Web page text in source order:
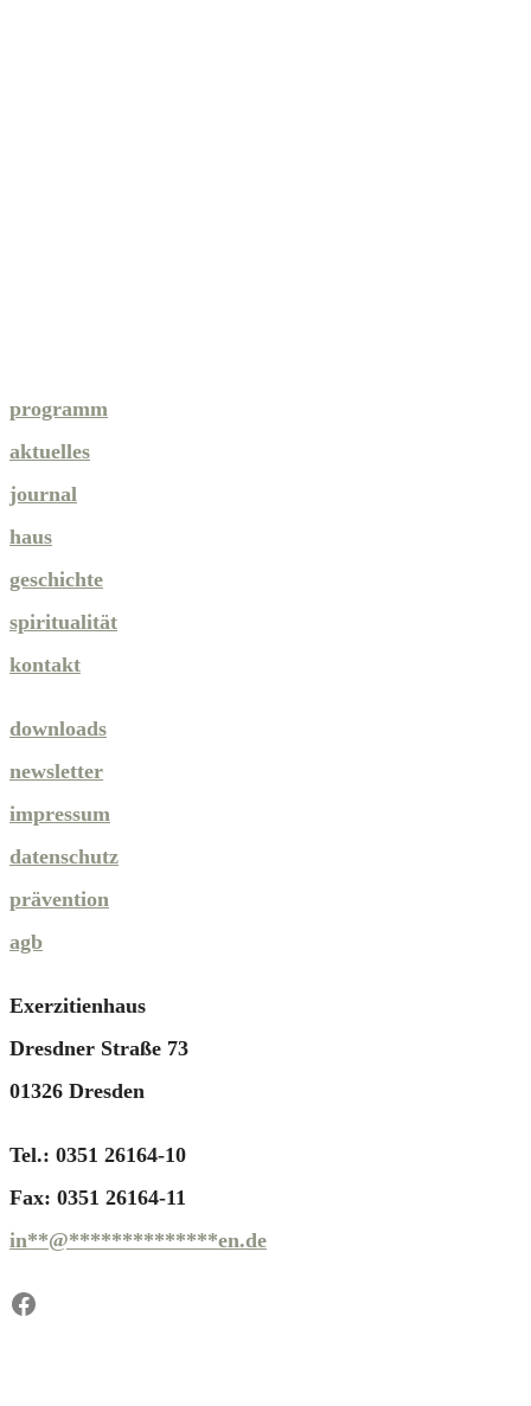
programm
aktuelles
journal
haus
geschichte
spiritualität
kontakt
downloads
newsletter
impressum
datenschutz
prävention
agb
Exerzitienhaus
Dresdner Straße 73
01326 Dresden
Tel.: 0351 26164-10
Fax: 0351 26164-11
in**@**************en.de
Facebook